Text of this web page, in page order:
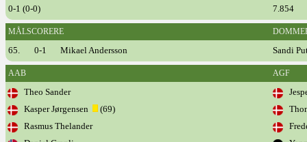
0-1 (0-0) 7.854
MÅLSCORERE
65. 0-1 Mikael Andersson Sandi
AAB AGF
Theo Sander
Kasper Jørgensen
(69)
Rasmus Thelander